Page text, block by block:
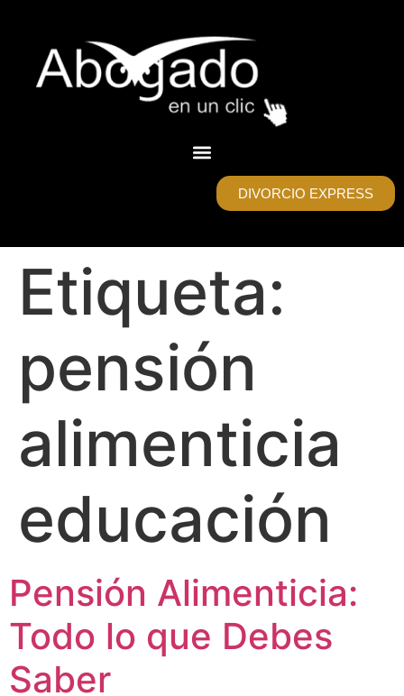
DIVORCIO EXPRESS
Etiqueta:
pensión
alimenticia
educación
Pensión Alimenticia:
Todo lo que Debes
Saber